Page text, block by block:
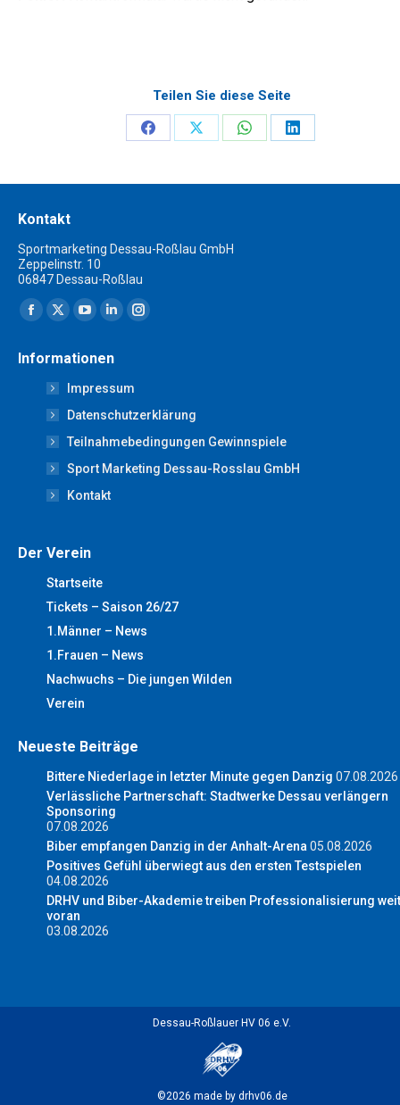
Teilen Sie diese Seite
ShareShareShareShare
Kontakt
Sportmarketing Dessau-Roßlau GmbH
Zeppelinstr. 10
06847 Dessau-Roßlau
Finden Sie uns auf:
Facebook
opens
new
window
X
opens
in
new
window
YouTube
opens
in
new
window
Linkedin
opens
in
new
window
Instagram
new
window
Informationen
Impressum
Datenschutzerklärung
Teilnahmebedingungen Gewinnspiele
Sport Marketing Dessau-Rosslau GmbH
Kontakt
Der Verein
Startseite
Tickets – Saison 26/27
1.Männer – News
1.Frauen – News
Nachwuchs – Die jungen Wilden
Verein
Neueste Beiträge
Bittere Niederlage in letzter Minute gegen Danzig 07.08.2026
Verlässliche Partnerschaft: Stadtwerke Dessau verlängern
Sponsoring
07.08.2026
Biber empfangen Danzig in der Anhalt-Arena 05.08.2026
Positives Gefühl überwiegt aus den ersten Testspielen
04.08.2026
DRHV und Biber-Akademie treiben Professionalisierung
voran
03.08.2026
Dessau-Roßlauer HV 06 e.V.
©2026 made by drhv06.de